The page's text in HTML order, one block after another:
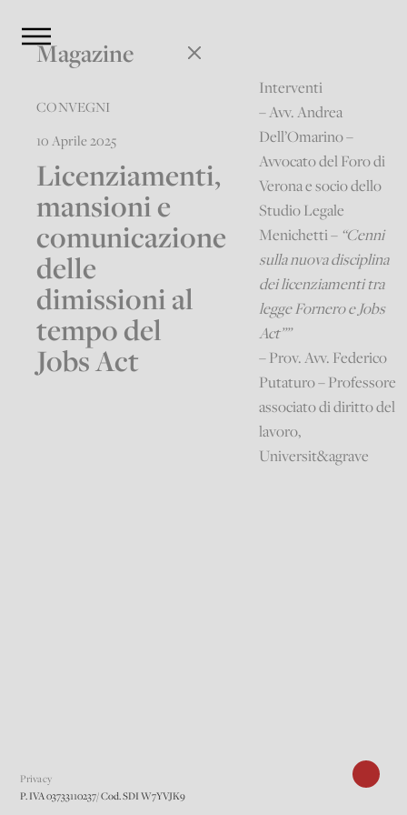
Privacy
P. IVA 03733110237/ Cod. SDI W7YVJK9
Magazine
CONVEGNI
10 Aprile 2025
Licenziamenti,
mansioni e
comunicazione
delle
dimissioni al
tempo del
Jobs Act
Interventi
– Avv. Andrea
Dell’Omarino –
Avvocato del Foro di
Verona e socio dello
Studio Legale
Menichetti – “Cenni
sulla nuova disciplina
dei licenziamenti tra
legge Fornero e Jobs
Act””
– Prov. Avv. Federico
Putaturo – Professore
associato di diritto del
lavoro,
Universit&agrave